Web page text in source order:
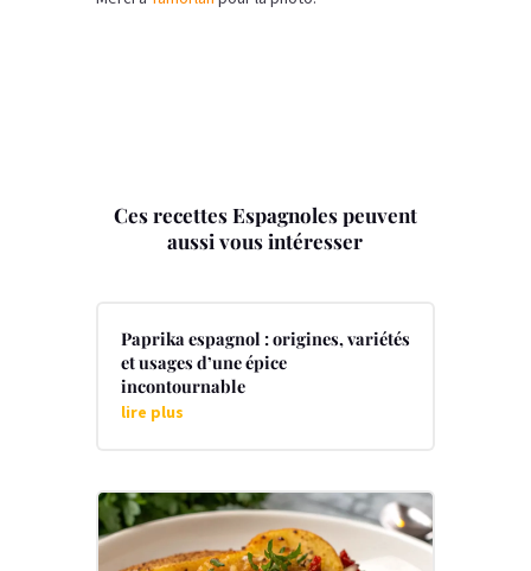
Ces recettes Espagnoles peuvent
aussi vous intéresser
Paprika espagnol : origines, variétés
et usages d’une épice
incontournable
lire plus